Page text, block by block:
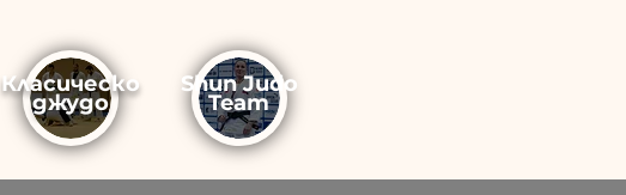
Класическо
джудо
Shun Judo
Team